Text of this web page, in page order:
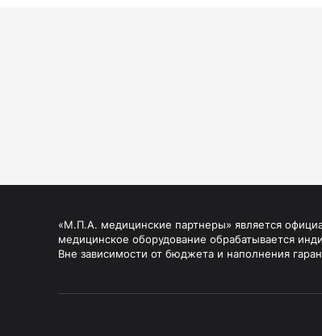
«М.П.А. медицинские партнеры» является
медицинское оборудование обрабатывается
Вне зависимости от бюджета и наполнения